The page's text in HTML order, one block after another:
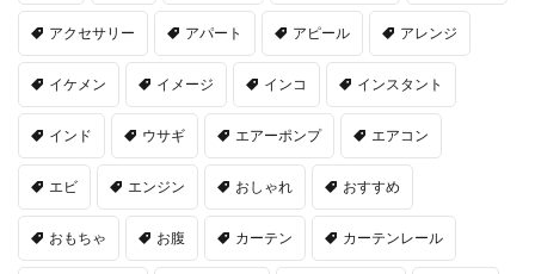
アクセサリー アパート アピール アレンジ
イケメン イメージ インコ インスタント
インド ウサギ エアーポンプ エアコン
エビ エンジン おしゃれ おすすめ
おもちゃ お腹 カーテン カーテンレール